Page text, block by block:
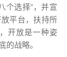
个选择”，并宣
平台，扶持所
开放是一种姿
战略。